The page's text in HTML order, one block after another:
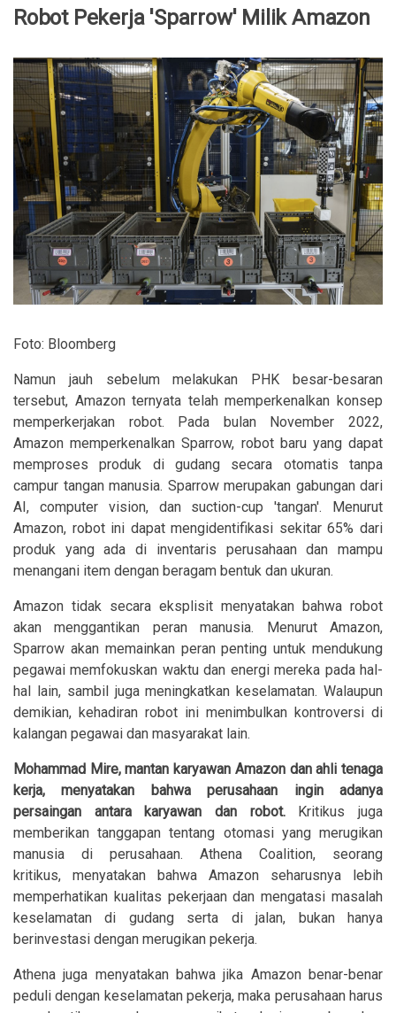
Robot Pekerja 'Sparrow' Milik Amazon
Foto: Bloomberg
Namun jauh sebelum melakukan PHK besar-besaran
tersebut, Amazon ternyata telah memperkenalkan konsep
memperkerjakan robot. Pada bulan November 2022,
Amazon memperkenalkan Sparrow, robot baru yang dapat
memproses produk di gudang secara otomatis tanpa
campur tangan manusia. Sparrow merupakan gabungan dari
AI, computer vision, dan suction-cup 'tangan'. Menurut
Amazon, robot ini dapat mengidentifikasi sekitar 65% dari
produk yang ada di inventaris perusahaan dan mampu
menangani item dengan beragam bentuk dan ukuran.
Amazon tidak secara eksplisit menyatakan bahwa robot
akan menggantikan peran manusia. Menurut Amazon,
Sparrow akan memainkan peran penting untuk mendukung
pegawai memfokuskan waktu dan energi mereka pada hal-
hal lain, sambil juga meningkatkan keselamatan. Walaupun
demikian, kehadiran robot ini menimbulkan kontroversi di
kalangan pegawai dan masyarakat lain.
Mohammad Mire, mantan karyawan Amazon dan ahli tenaga
kerja, menyatakan bahwa perusahaan ingin adanya
persaingan antara karyawan dan robot.
Kritikus juga
memberikan tanggapan tentang otomasi yang merugikan
manusia di perusahaan. Athena Coalition, seorang
kritikus, menyatakan bahwa Amazon seharusnya lebih
memperhatikan kualitas pekerjaan dan mengatasi masalah
keselamatan di gudang serta di jalan, bukan hanya
berinvestasi dengan merugikan pekerja.
Athena juga menyatakan bahwa jika Amazon benar-benar
peduli dengan keselamatan pekerja, maka perusahaan harus